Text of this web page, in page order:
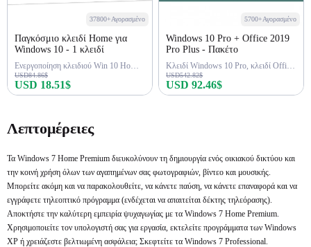
37800+Αγορασμένο
Παγκόσμιο κλειδί Home για
Windows 10 - 1 κλειδί
Ενεργοποίηση κλειδιού Win 10 Home εφ' όρου ζωής
USD84.86$
USD 18.51$
5700+Αγορασμένο
Windows 10 Pro + Office 2019
Pro Plus - Πακέτο
Κλειδί Windows 10 Pro, κλειδί Office 2019 Pro
USD542.82$
USD 92.46$
Λεπτομέρειες
Τα Windows 7 Home Premium διευκολύνουν τη δημιουργία ενός οικιακού δικτύου και
την κοινή χρήση όλων των αγαπημένων σας φωτογραφιών, βίντεο και μουσικής.
Μπορείτε ακόμη και να παρακολουθείτε, να κάνετε παύση, να κάνετε επαναφορά και να
εγγράφετε τηλεοπτικό πρόγραμμα (ενδέχεται να απαιτείται δέκτης τηλεόρασης).
Αποκτήστε την καλύτερη εμπειρία ψυχαγωγίας με τα Windows 7 Home Premium.
Χρησιμοποιείτε τον υπολογιστή σας για εργασία, εκτελείτε προγράμματα των Windows
XP ή χρειάζεστε βελτιωμένη ασφάλεια; Σκεφτείτε τα Windows 7 Professional.